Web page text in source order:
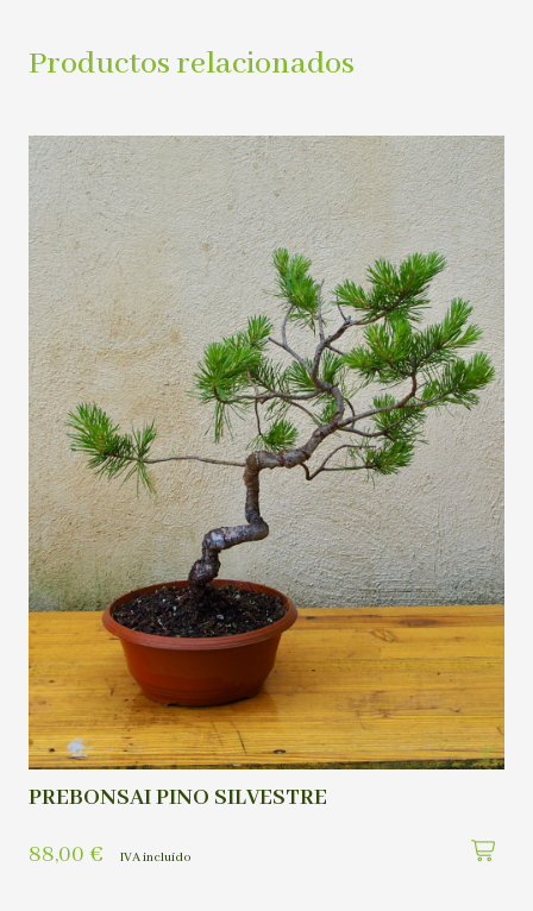
Productos relacionados
PREBONSAI PINO SILVESTRE
88,00 € IVA incluído